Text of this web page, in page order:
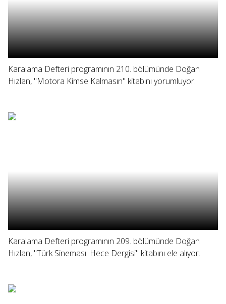
Karalama Defteri programının 210. bölümünde Doğan
Hızlan, "Motora Kimse Kalmasın" kitabını yorumluyor.
Karalama Defteri programının 209. bölümünde Doğan
Hızlan, "Türk Sineması: Hece Dergisi" kitabını ele alıyor.